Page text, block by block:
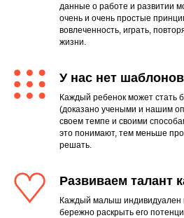
данные о работе и развитии
очень и очень простые
вовлеченность, играть,
жизни.
У нас нет
Каждый ребенок может стать
(доказано учеными и нашим
своем темпе и своими
это понимают, тем меньше
решать.
Развиваем талант
Каждый малыш индивидуален
бережно раскрыть его